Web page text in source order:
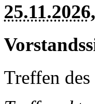
Treffen